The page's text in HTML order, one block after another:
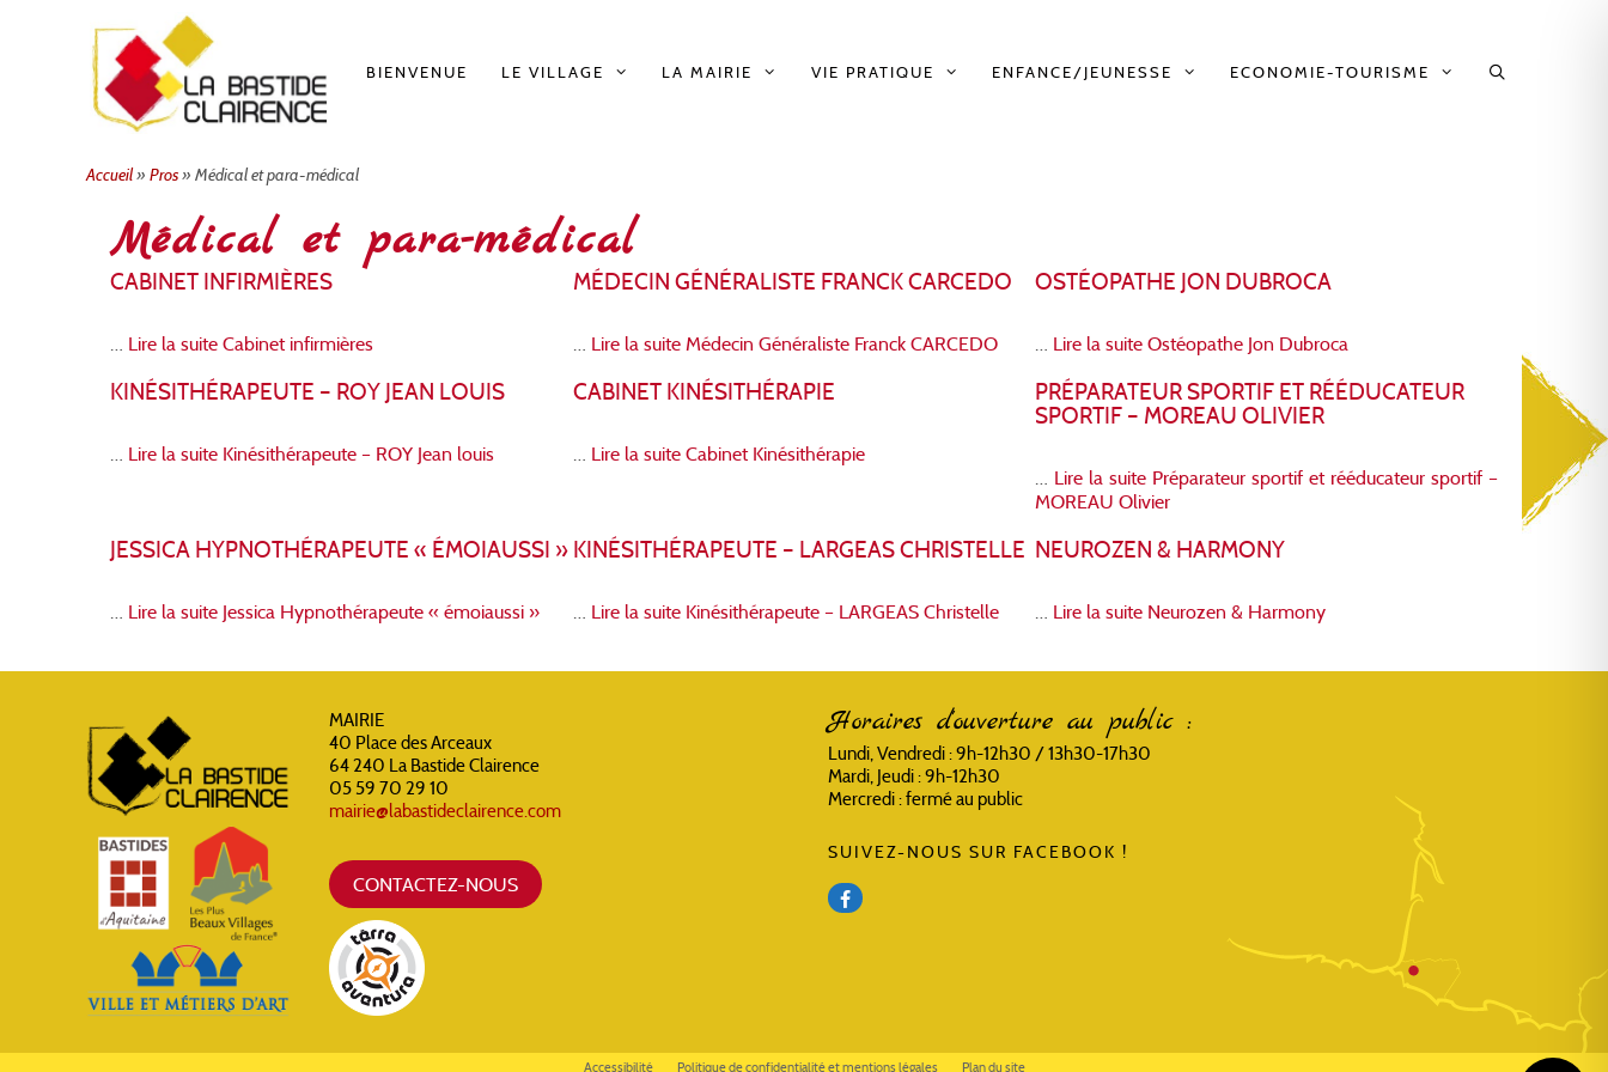
BIENVENUE LE VILLAGE LA MAIRIE VIE PRATIQUE ENFANCE/JEUNESSE ECONOMIE-TOURISME
Accueil» Pros» Médical et para-médical
Médical et para-médical
CABINET INFIRMIÈRES
Lire la suite Cabinet infirmières
MÉDECIN GÉNÉRALISTE FRANCK CARCEDO
Lire la suiteMédecin Généraliste Franck CARCEDO
OSTÉOPATHE JON DUBROCA
Lire la suite Ostéopathe Jon Dubroca
KINÉSITHÉRAPEUTE – ROY JEAN LOUIS
Lire la suite Kinésithérapeute – ROY Jean louis
CABINET KINÉSITHÉRAPIE
Lire la suiteCabinet Kinésithérapie
PRÉPARATEUR SPORTIF ET RÉÉDUCATEUR
SPORTIF – MOREAU OLIVIER
Lire la suite Préparateur sportif et rééducateur sportif –
MOREAU Olivier
JESSICA HYPNOTHÉRAPEUTE « ÉMOIAUSSI »
Lire la suite Jessica Hypnothérapeute « émoiaussi »
KINÉSITHÉRAPEUTE – LARGEAS CHRISTELLE
Lire la suiteKinésithérapeute – LARGEAS Christelle
NEUROZEN & HARMONY
Lire la suite Neurozen & Harmony
MAIRIE
40 Place des Arceaux
64 240 La Bastide Clairence
05 59 70 29 10
mairie@labastideclairence.com
CONTACTEZ-NOUS
Horaires d'ouverture au public :
Lundi, Vendredi : 9h-12h30 / 13h30-17h30
Mardi, Jeudi : 9h-12h30
Mercredi : fermé au public
SUIVEZ-NOUS SUR FACEBOOK !
Accessibilité Politique de confidentialité et mentions légales Plan du site